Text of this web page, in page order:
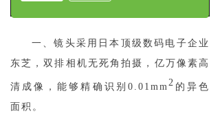
一、镜头采用日本顶级数码电子企业
东芝，双排相机无死角拍摄，亿万像素高
清成像，能够精确识别0.01mm 2 的异色
面积。